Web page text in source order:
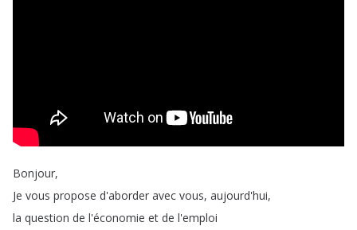
Bonjour,
Je vous propose d'aborder avec vous, aujourd'hui,
la question de l'économie et de l'emploi